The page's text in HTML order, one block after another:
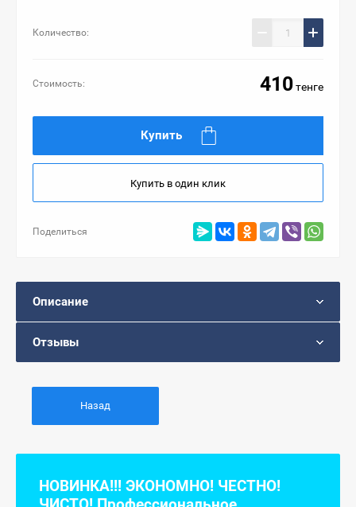
НОВИНКА!!! ЭКОНОМНО! ЧЕСТНО!
Количество:
Стоимость: 410тенге
Купить
Купить в один клик
Поделиться
Описание
Отзывы
Назад